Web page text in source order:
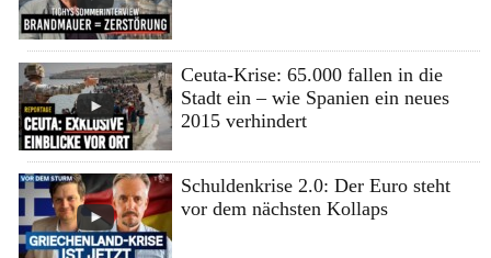
Ceuta-Krise: 65.000 fallen in die
Stadt ein – wie Spanien ein neues
2015 verhindert
Schuldenkrise 2.0: Der Euro steht
vor dem nächsten Kollaps